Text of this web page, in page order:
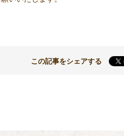
この記事をシェアする